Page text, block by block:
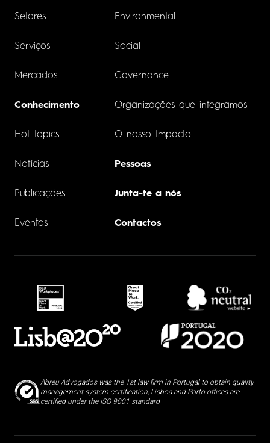
Setores
Serviços
Mercados
Conhecimento
Hot topics
Notícias
Publicações
Eventos
Environmental
Social
Governance
Organizações que integramos
O nosso Impacto
Pessoas
Junta-te a nós
Contactos
Abreu Advogados was the 1st law firm in Portugal to obtain quality
management system certification, Lisboa and Porto offices are
certified under the ISO 9001 standard